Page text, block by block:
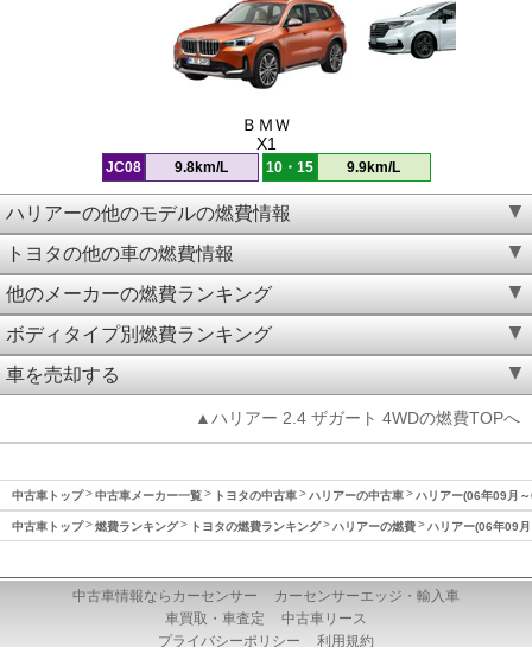
ＢＭＷ
X1
JC08 9.8km/L 10・15 9.9km/L
ハリアーの他のモデルの燃費情報
トヨタの他の車の燃費情報
他のメーカーの燃費ランキング
ボディタイプ別燃費ランキング
車を売却する
▲ハリアー 2.4 ザガート 4WDの燃費TOPへ
中古車トップ 中古車メーカー一覧 トヨタの中古車 ハリアーの中古車 ハリアー(06年09月
中古車トップ 燃費ランキング トヨタの燃費ランキング ハリアーの燃費 ハリアー(06年09
中古車情報ならカーセンサー
カーセンサーエッジ・輸入車
車買取・車査定
中古車リース
プライバシーポリシー
利用規約